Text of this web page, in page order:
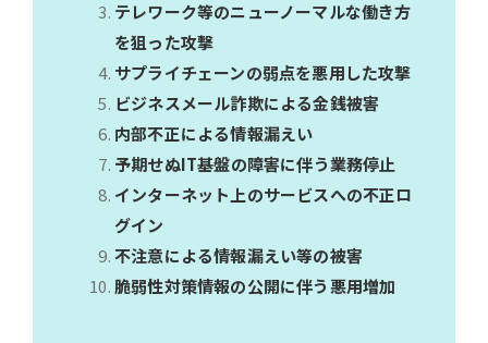
テレワーク等のニューノーマルな働き方
を狙った攻撃
サプライチェーンの弱点を悪用した攻撃
ビジネスメール詐欺による金銭被害
内部不正による情報漏えい
予期せぬIT基盤の障害に伴う業務停止
インターネット上のサービスへの不正ロ
グイン
不注意による情報漏えい等の被害
脆弱性対策情報の公開に伴う悪用増加